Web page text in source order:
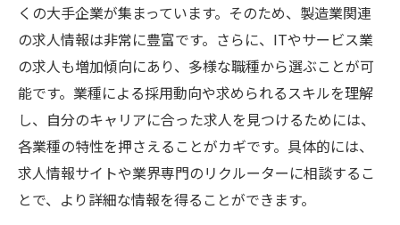
くの大手企業が集まっています。そのため、製造業関連
の求人情報は非常に豊富です。さらに、ITやサービス業
の求人も増加傾向にあり、多様な職種から選ぶことが可
能です。業種による採用動向や求められるスキルを理解
し、自分のキャリアに合った求人を見つけるためには、
各業種の特性を押さえることがカギです。具体的には、
求人情報サイトや業界専門のリクルーターに相談するこ
とで、より詳細な情報を得ることができます。